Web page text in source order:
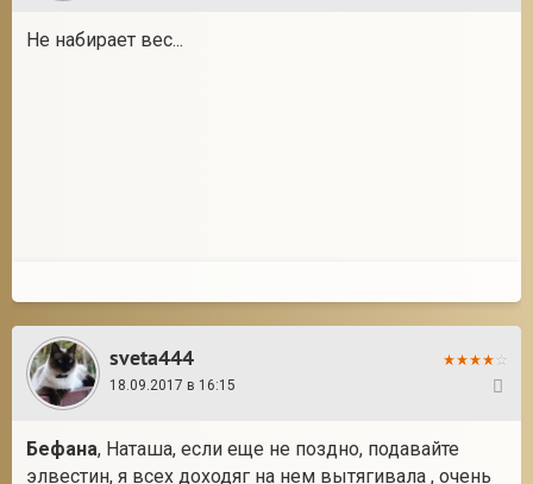
Не набирает вес...
sveta444
18.09.2017 в 16:15
Бефана, Наташа, если еще не поздно, подавайте
элвестин, я всех доходяг на нем вытягивала , очень